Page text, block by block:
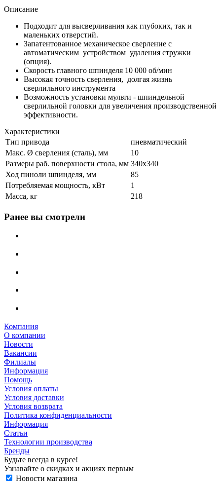
Описание
Подходит для высверливания как глубоких, так и
маленьких отверстий.
Запатентованное механическое сверление с
автоматическим устройством удаления стружки
(опция).
Скорость главного шпинделя 10 000 об/мин
Высокая точность сверления, долгая жизнь
сверлильного инструмента
Возможность установки мульти - шпиндельной
сверлильной головки для увеличения производственной
эффективности.
Характеристики
Тип привода
пневматический
Макс. Ø сверления (сталь), мм
10
Размеры раб. поверхности стола, мм 340х340
Ход пиноли шпинделя, мм
85
Потребляемая мощность, кВт
1
Масса, кг
218
Ранее вы смотрели
Компания
О компании
Новости
Вакансии
Филиалы
Информация
Помощь
Условия оплаты
Условия доставки
Условия возврата
Политика конфиденциальности
Информация
Статьи
Технологии производства
Бренды
Будьте всегда в курсе!
Узнавайте о скидках и акциях первым
Новости магазина